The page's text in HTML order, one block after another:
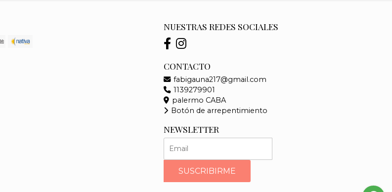
NUESTRAS REDES SOCIALES
CONTACTO
fabigauna217@gmail.com
1139279901
palermo CABA
Botón de arrepentimiento
NEWSLETTER
SUSCRIBIRME